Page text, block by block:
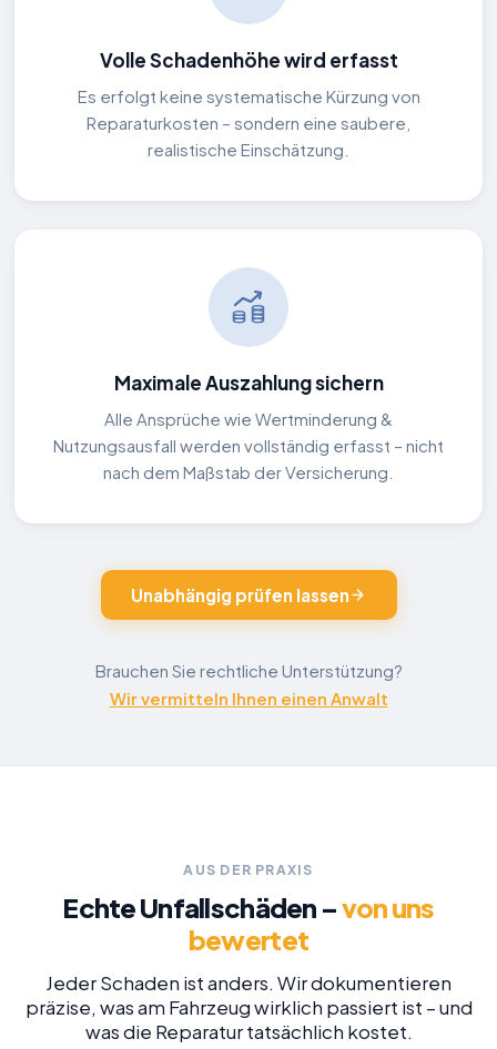
Volle Schadenhöhe wird erfasst
Es erfolgt keine systematische Kürzung von
Reparaturkosten – sondern eine saubere,
realistische Einschätzung.
Maximale Auszahlung sichern
Alle Ansprüche wie Wertminderung &
Nutzungsausfall werden vollständig erfasst – nicht
nach dem Maßstab der Versicherung.
Unabhängig prüfen lassen
Brauchen Sie rechtliche Unterstützung?
Wir vermitteln Ihnen einen Anwalt
AUS DER PRAXIS
Echte Unfallschäden –von uns
bewertet
Jeder Schaden ist anders. Wir dokumentieren
präzise, was am Fahrzeug wirklich passiert ist – und
was die Reparatur tatsächlich kostet.